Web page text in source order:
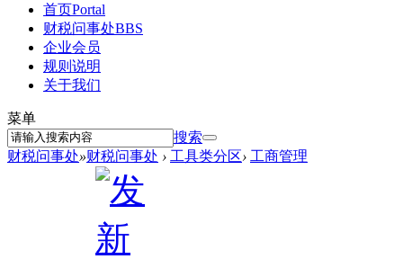
首页Portal
财税问事处BBS
企业会员
规则说明
关于我们
菜单
搜索
财税问事处»财税问事处 › 工具类分区› 工商管理